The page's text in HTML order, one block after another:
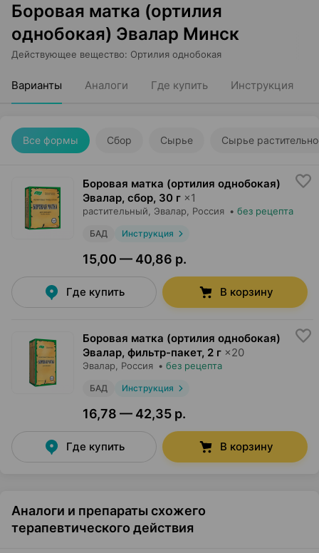
Боровая матка (ортилия
однобокая) Эвалар Минск
Действующее вещество: Ортилия однобокая
Варианты Аналоги Где купить Инструкция
Все формы Сбор Сырье Сырье
Боровая матка (ортилия однобокая)
Эвалар, сбор, 30 г ×1
растительный, Эвалар , Россия • без рецепта
БАД Инструкция
15,00 — 40,86 р.
Где купить В корзину
Боровая матка (ортилия однобокая)
Эвалар, фильтр-пакет, 2 г ×20
Эвалар , Россия • без рецепта
БАД Инструкция
16,78 — 42,35 р.
Где купить В корзину
Аналоги и препараты схожего
терапевтического действия